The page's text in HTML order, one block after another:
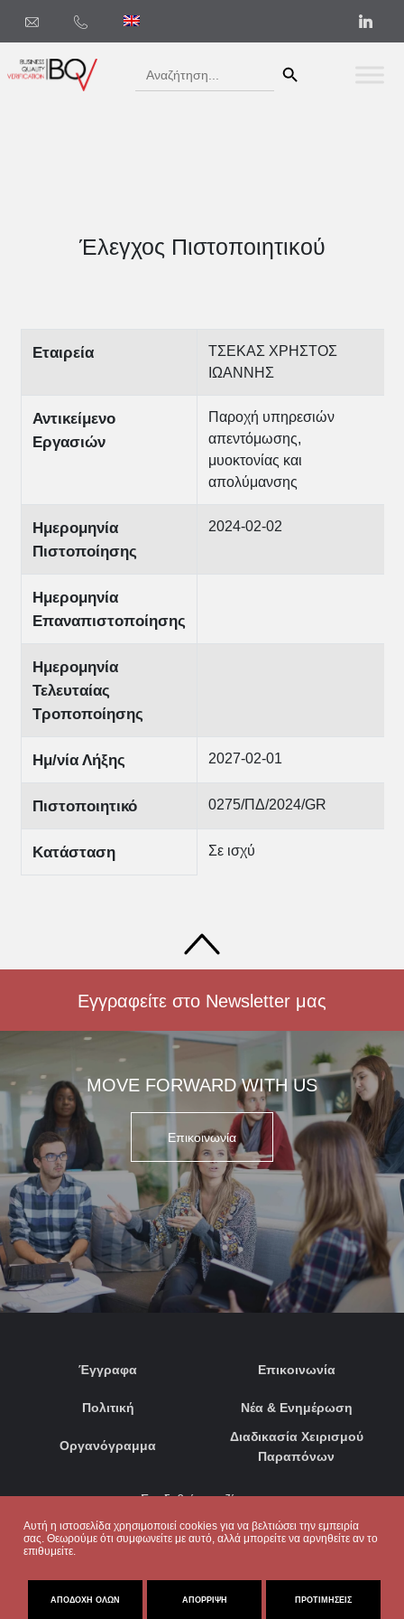
Αυτή η ιστοσελίδα χρησιμοποιεί cookies για να βελτιώσει την εμπειρία
σας. Θεωρούμε ότι συμφωνείτε με αυτό, αλλά μπορείτε να αρνηθείτε αν το
επιθυμείτε.
ΑΠΟΔΟΧΉ ΌΛΩΝ ΑΠΌΡΡΙΨΗ ΠΡΟΤΙΜΉΣΕΙΣ
Search
for:
Έλεγχος Πιστοποιητικού
Εταιρεία
ΤΣΕΚΑΣ ΧΡΗΣΤΟΣ
ΙΩΑΝΝΗΣ
Αντικείμενο
Εργασιών
Παροχή υπηρεσιών
απεντόμωσης,
μυοκτονίας και
απολύμανσης
Ημερομηνία
Πιστοποίησης
2024-02-02
Ημερομηνία
Επαναπιστοποίησης
Ημερομηνία
Τελευταίας
Τροποποίησης
Ημ/νία Λήξης 2027-02-01
Πιστοποιητικό 0275/ΠΔ/2024/GR
Κατάσταση Σε ισχύ
Εγγραφείτε στο Newsletter μας
MOVE FORWARD WITH US
Επικοινωνία
Έγγραφα
Πολιτική
Οργανόγραμμα
Επικοινωνία
Νέα & Ενημέρωση
Διαδικασία Χειρισμού
Παραπόνων
Συνδεθείτε μαζί μας: